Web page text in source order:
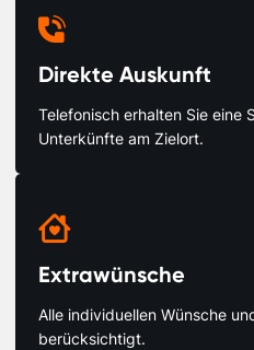

Direkte Auskunft
Telefonisch erhalten Sie eine
Unterkünfte am Zielort.

Extrawünsche
Alle individuellen Wünsche
berücksichtigt.